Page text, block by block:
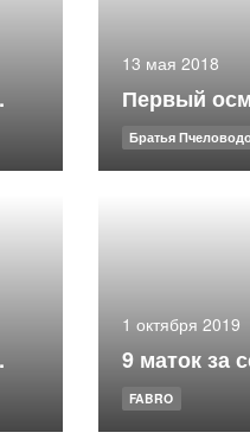
13 мая 2018
Первый
Братья
1 октября 2019
9 маток за
FABRO